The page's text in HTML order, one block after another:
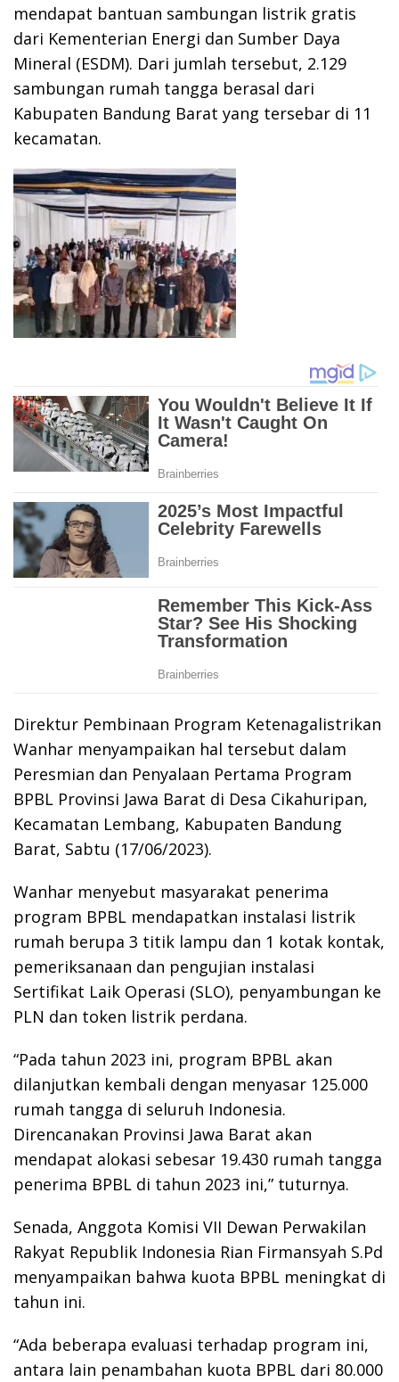
mendapat bantuan sambungan listrik gratis
dari Kementerian Energi dan Sumber Daya
Mineral (ESDM). Dari jumlah tersebut, 2.129
sambungan rumah tangga berasal dari
Kabupaten Bandung Barat yang tersebar di 11
kecamatan.
Direktur Pembinaan Program Ketenagalistrikan
Wanhar menyampaikan hal tersebut dalam
Peresmian dan Penyalaan Pertama Program
BPBL Provinsi Jawa Barat di Desa Cikahuripan,
Kecamatan Lembang, Kabupaten Bandung
Barat, Sabtu (17/06/2023).
Wanhar menyebut masyarakat penerima
program BPBL mendapatkan instalasi listrik
rumah berupa 3 titik lampu dan 1 kotak kontak,
pemeriksanaan dan pengujian instalasi
Sertifikat Laik Operasi (SLO), penyambungan ke
PLN dan token listrik perdana.
“Pada tahun 2023 ini, program BPBL akan
dilanjutkan kembali dengan menyasar 125.000
rumah tangga di seluruh Indonesia.
Direncanakan Provinsi Jawa Barat akan
mendapat alokasi sebesar 19.430 rumah tangga
penerima BPBL di tahun 2023 ini,” tuturnya.
Senada, Anggota Komisi VII Dewan Perwakilan
Rakyat Republik Indonesia Rian Firmansyah S.Pd
menyampaikan bahwa kuota BPBL meningkat di
tahun ini.
“Ada beberapa evaluasi terhadap program ini,
antara lain penambahan kuota BPBL dari 80.000